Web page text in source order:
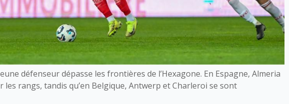
défenseur dépasse les frontières de l’Hexagone. En Espagne, Almeria
les rangs, tandis qu’en Belgique, Antwerp et Charleroi se sont